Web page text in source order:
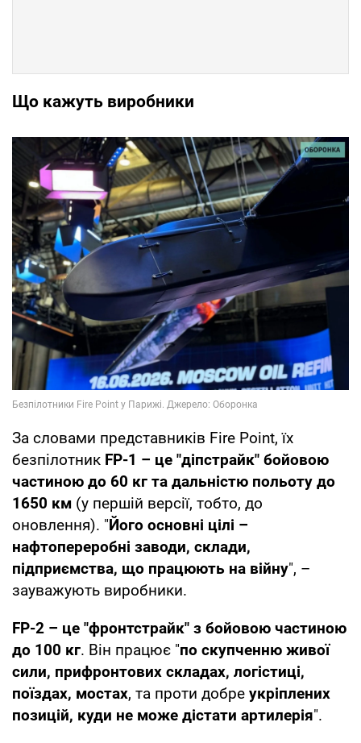
Що кажуть виробники
За словами представників Fire Point, їх
безпілотник FP-1 – це "діпстрайк" бойовою
частиною до 60 кг та дальністю польоту до
1650 км (у першій версії, тобто, до
оновлення). "Його основні цілі –
нафтопереробні заводи, склади,
підприємства, що працюють на війну", –
зауважують виробники.
FP-2 – це "фронтстрайк" з бойовою частиною
до 100 кг. Він працює "по скупченню живої
сили, прифронтових складах, логістиці,
поїздах, мостах, та проти добре укріплених
позицій, куди не може дістати артилерія".